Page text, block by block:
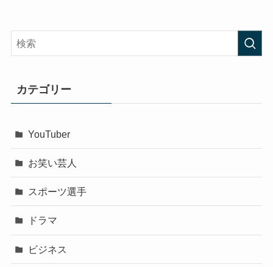
カテゴリー
YouTuber
お笑い芸人
スポーツ選手
ドラマ
ビジネス